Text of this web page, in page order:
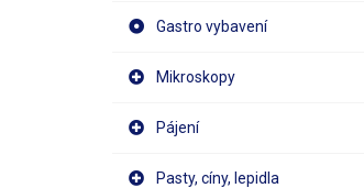
Gastro vybavení
Mikroskopy
Pájení
Pasty, cíny, lepidla